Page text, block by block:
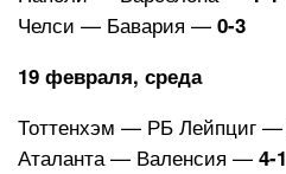
Челси — Бавария — 0-3
19 февраля, среда
Тоттенхэм — РБ Лейпциг —
Аталанта — Валенсия — 4-1